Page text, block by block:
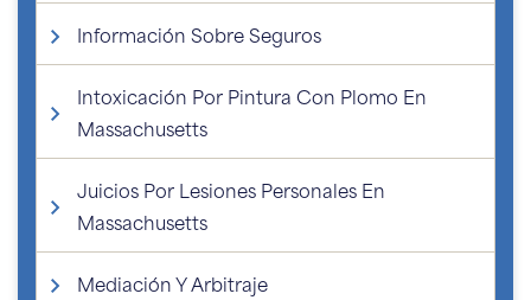
Información Sobre Seguros
Intoxicación Por Pintura Con Plomo En
Massachusetts
Juicios Por Lesiones Personales En
Massachusetts
Mediación Y Arbitraje